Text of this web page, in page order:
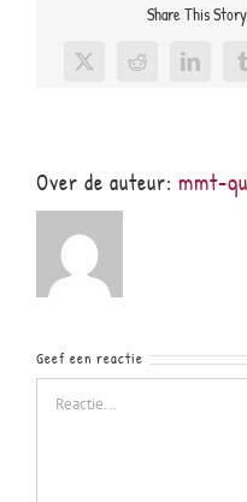
Share This
X Reddit
Over de auteur: mmt-
Geef een reactie